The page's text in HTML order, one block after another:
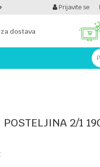
PLATI UNICREDIT
Prijavite se
dostava
2/1